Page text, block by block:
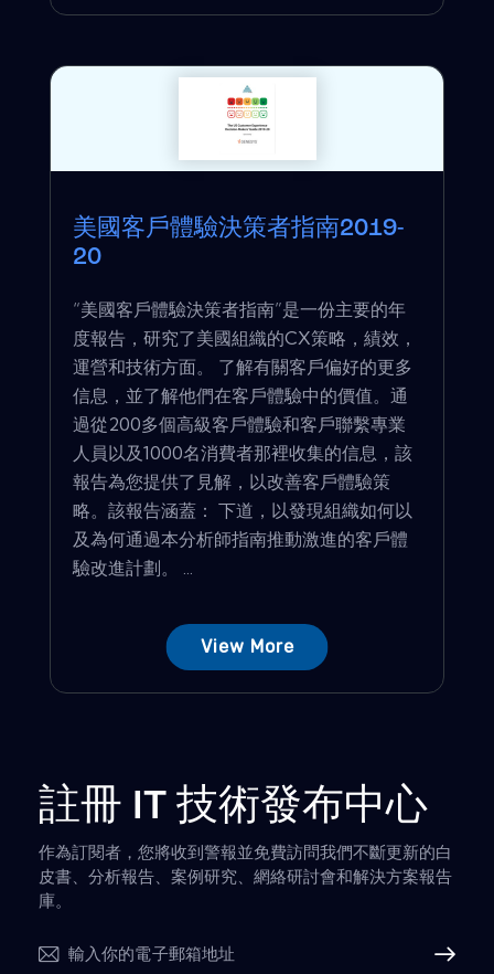
美國客戶體驗決策者指南2019-
20
“美國客戶體驗決策者指南”是一份主要的年
度報告，研究了美國組織的CX策略，績效，
運營和技術方面。 了解有關客戶偏好的更多
信息，並了解他們在客戶體驗中的價值。通
過從200多個高級客戶體驗和客戶聯繫專業
人員以及1000名消費者那裡收集的信息，該
報告為您提供了見解，以改善客戶體驗策
略。該報告涵蓋： 下道，以發現組織如何以
及為何通過本分析師指南推動激進的客戶體
驗改進計劃。 ...
View More
註冊 IT 技術發布中心
作為訂閱者，您將收到警報並免費訪問我們不斷更新的白
皮書、分析報告、案例研究、網絡研討會和解決方案報告
庫。
Subscribe